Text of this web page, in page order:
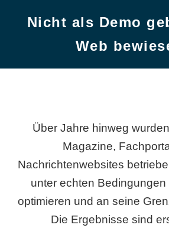
Nicht als Demo
Web
Über Jahre hinweg
Magazine,
Nachrichtenwebsites
unter echten
optimieren und an seine
Die Ergebnisse sind